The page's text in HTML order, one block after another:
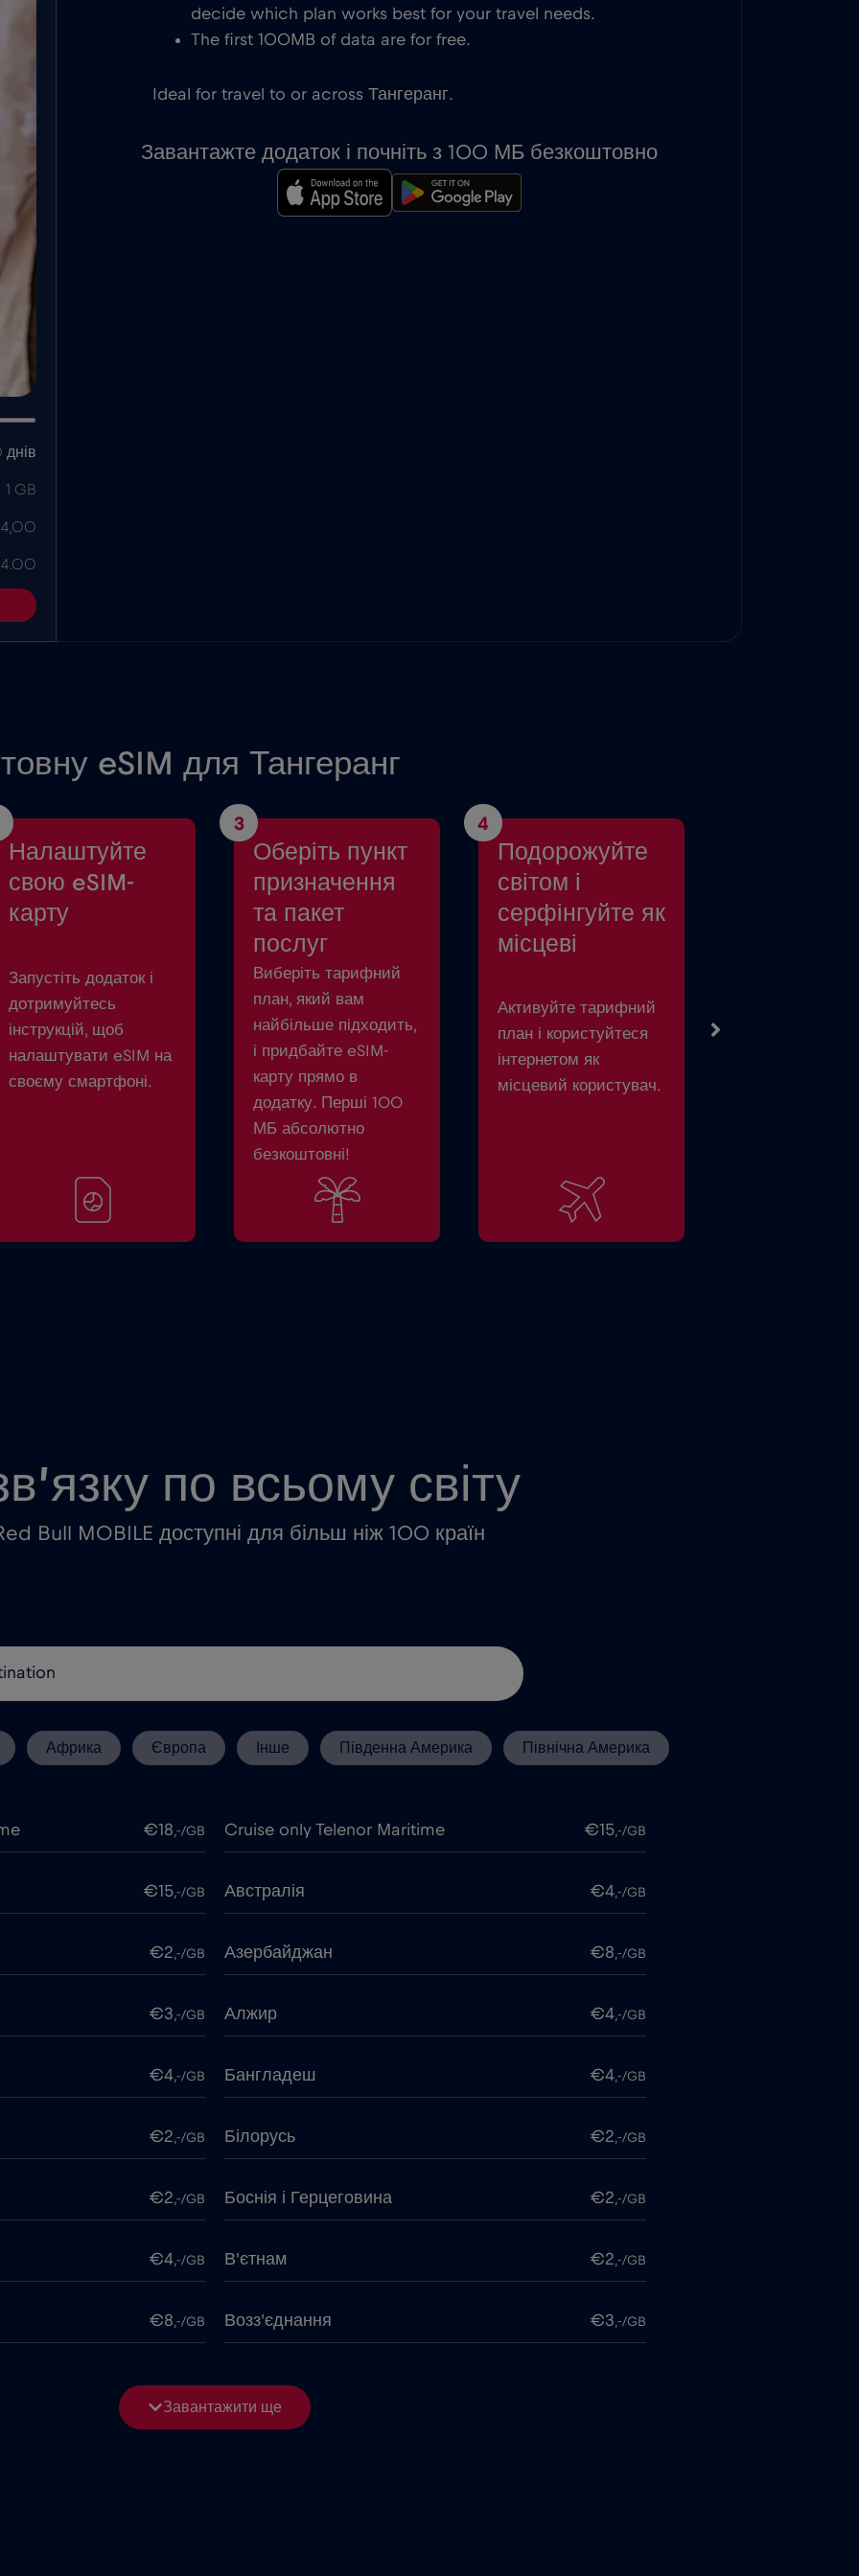
1 GB
decide which plan works best for your travel needs.
The first 100MB of data are for free.
Ideal for travel to or across Тангеранг.
Завантажте додаток і почніть з 100 МБ безкоштовно
eSIM для Тангеранг
Налаштуйте
свою eSIM-
карту
Запустіть додаток і
дотримуйтесь
інструкцій, щоб
налаштувати eSIM на
своєму смартфоні.
3
Оберіть пункт
призначення
та пакет
послуг
Виберіть тарифний
план, який вам
найбільше підходить,
і придбайте eSIM-
карту прямо в
додатку. Перші 100
МБ абсолютно
безкоштовні!
4
Подорожуйте
світом і
серфінгуйте як
місцеві
Активуйте тарифний
план і користуйтеся
інтернетом як
місцевий користувач.
по всьому світу
Bull MOBILE доступні для більш ніж 100 країн
Африка Європа Інше Південна Америка Північна Америка
€18,-/GB Cruise only Telenor Maritime €15,-/GB
€15,-/GB Австралія €4,-/GB
€2,-/GB Азербайджан €8,-/GB
€3,-/GB Алжир €4,-/GB
€4,-/GB Бангладеш €4,-/GB
€2,-/GB Білорусь €2,-/GB
€2,-/GB Боснія і Герцеговина €2,-/GB
€4,-/GB В'єтнам €2,-/GB
€8,-/GB Возз'єднання €3,-/GB
€5,-/GB Гана
Завантажити ще